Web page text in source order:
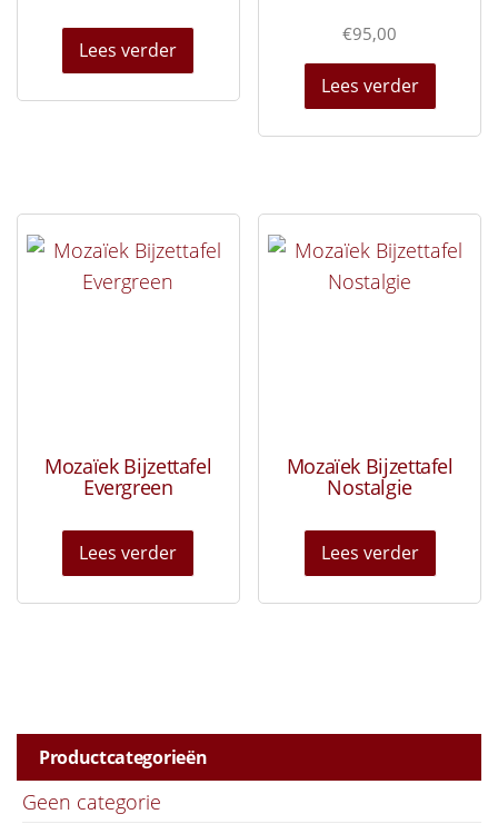
Lees verder
€95,00
Lees verder
Mozaïek Bijzettafel
Evergreen
Lees verder
Mozaïek Bijzettafel
Nostalgie
Lees verder
Productcategorieën
Geen categorie